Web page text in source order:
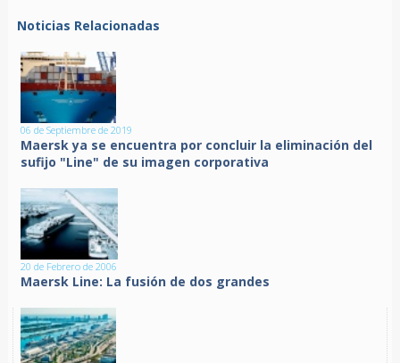
Noticias Relacionadas
06 de Septiembre de 2019
Maersk ya se encuentra por concluir la eliminación del
sufijo "Line" de su imagen corporativa
20 de Febrero de 2006
Maersk Line: La fusión de dos grandes